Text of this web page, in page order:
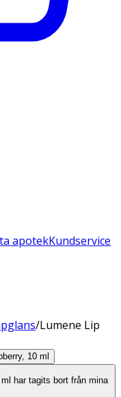
apotekKundservice
/Lumene Lip
har tagits bort från mina